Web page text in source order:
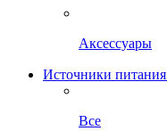
Аксессуары
Источники питания
Все